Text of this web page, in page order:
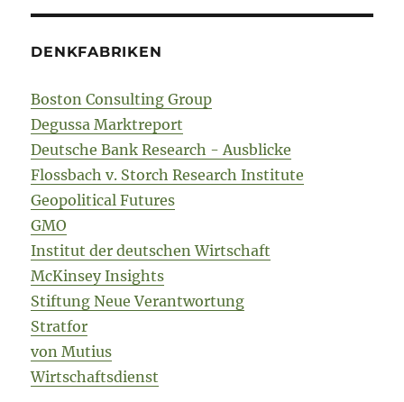
DENKFABRIKEN
Boston Consulting Group
Degussa Marktreport
Deutsche Bank Research - Ausblicke
Flossbach v. Storch Research Institute
Geopolitical Futures
GMO
Institut der deutschen Wirtschaft
McKinsey Insights
Stiftung Neue Verantwortung
Stratfor
von Mutius
Wirtschaftsdienst